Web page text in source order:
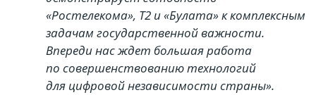
«Ростелекома», Т2 и «Булата» к комплексным
задачам государственной важности.
Впереди нас ждет большая работа
по совершенствованию технологий
для цифровой независимости страны».